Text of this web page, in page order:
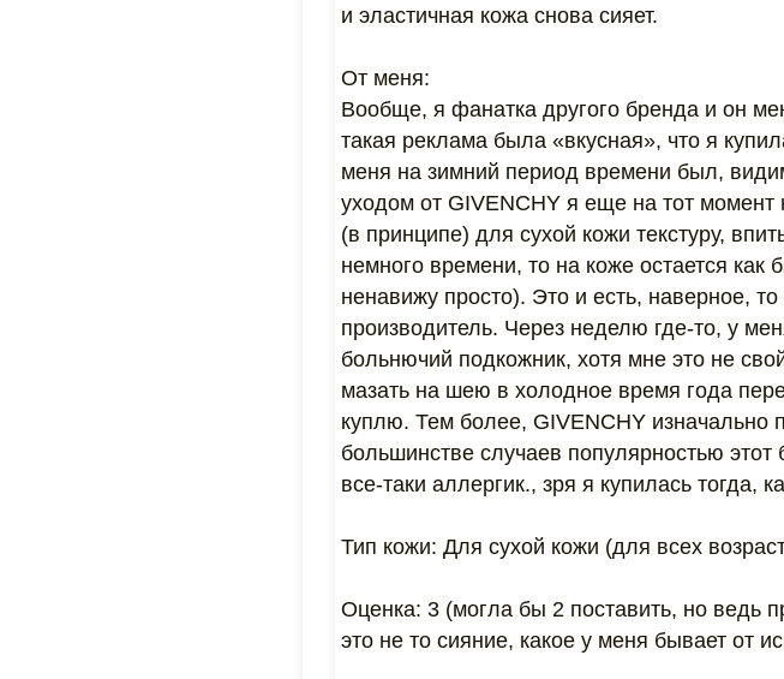
и эластичная кожа снова сияет.
От меня:
Вообще, я фанатка другого бренда и он
такая реклама была «вкусная», что я
меня на зимний период времени был,
уходом от GIVENCHY я еще на тот
(в принципе) для сухой кожи текстуру,
немного времени, то на коже остается
ненавижу просто). Это и есть, наверное,
производитель. Через неделю где-то, у
больнючий подкожник, хотя мне это не
мазать на шею в холодное время года
куплю. Тем более, GIVENCHY изначально
большинстве случаев популярностью
все-таки аллергик., зря я купилась тогда,
Тип кожи: Для сухой кожи (для всех
Оценка: 3 (могла бы 2 поставить, но ведь
это не то сияние, какое у меня бывает от